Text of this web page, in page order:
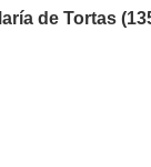
de Tortas